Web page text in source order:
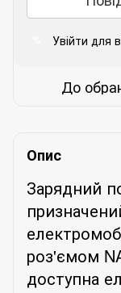
Увійти для
До
Опис
Зарядний
роз'ємом
доступна